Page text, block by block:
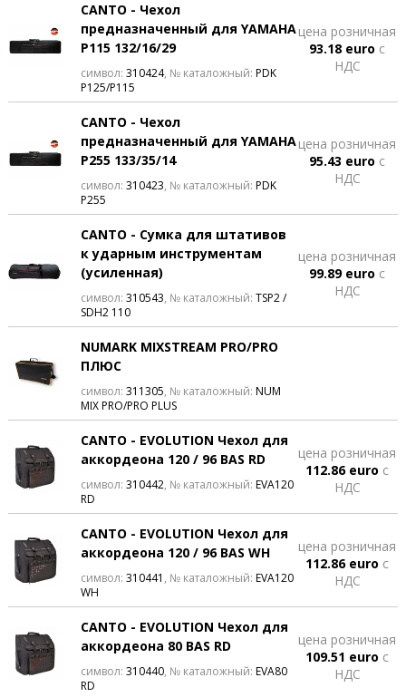
CANTO - Чехол
предназначенный для YAMAHA
P115 132/16/29
символ: 310424, № каталожный: PDK
P125/P115
цена розничная
93.18 euro с
НДС
CANTO - Чехол
предназначенный для YAMAHA
P255 133/35/14
символ: 310423, № каталожный: PDK
P255
цена розничная
95.43 euro с
НДС
CANTO - Сумка для штативов
к ударным инструментам
(усиленная)
символ: 310543, № каталожный: TSP2 /
SDH2 110
цена розничная
99.89 euro с
НДС
NUMARK MIXSTREAM PRO/PRO
ПЛЮС
символ: 311305, № каталожный: NUM
MIX PRO/PRO PLUS
CANTO - EVOLUTION Чехол для
аккордеона 120 / 96 BAS RD
символ: 310442, № каталожный: EVA120
RD
цена розничная
112.86 euro с
НДС
CANTO - EVOLUTION Чехол для
аккордеона 120 / 96 BAS WH
символ: 310441 , № каталожный: EVA120
WH
цена розничная
112.86 euro с
НДС
CANTO - EVOLUTION Чехол для
аккордеона 80 BAS RD
символ: 310440, № каталожный: EVA80
RD
цена розничная
109.51 euro с
НДС